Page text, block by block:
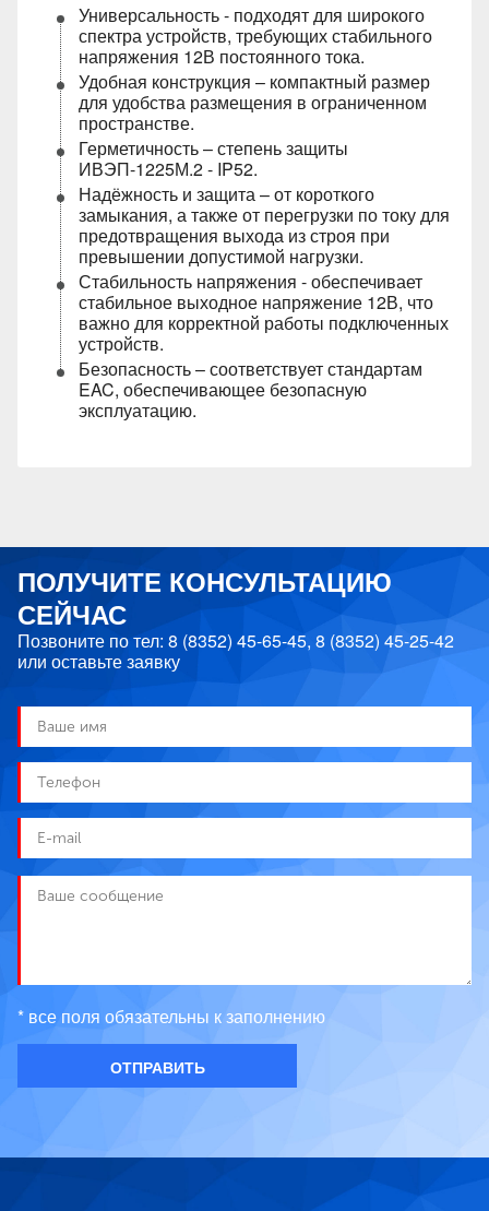
Универсальность - подходят для широкого
спектра устройств, требующих стабильного
напряжения 12В постоянного тока.
Удобная конструкция – компактный размер
для удобства размещения в ограниченном
пространстве.
Герметичность – степень защиты
ИВЭП-1225М.2 - IP52.
Надёжность и защита – от короткого
замыкания, а также от перегрузки по току для
предотвращения выхода из строя при
превышении допустимой нагрузки.
Стабильность напряжения - обеспечивает
стабильное выходное напряжение 12В, что
важно для корректной работы подключенных
устройств.
Безопасность – соответствует стандартам
EAC, обеспечивающее безопасную
эксплуатацию.
ПОЛУЧИТЕ КОНСУЛЬТАЦИЮ
СЕЙЧАС
Позвоните по тел: 8 (8352) 45-65-45, 8 (8352) 45-25-42
или оставьте заявку
* все поля обязательны к заполнению